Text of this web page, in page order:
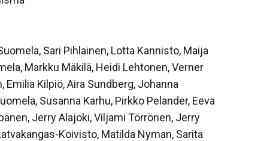
Sari Pihlainen, Lotta Kannisto, Maija
Markku Mäkilä, Heidi Lehtonen, Verner
Kilpiö, Aira Sundberg, Johanna
Susanna Karhu, Pirkko Pelander, Eeva
Jerry Alajoki, Viljami Törrönen, Jerry
Koivisto, Matilda Nyman, Sarita